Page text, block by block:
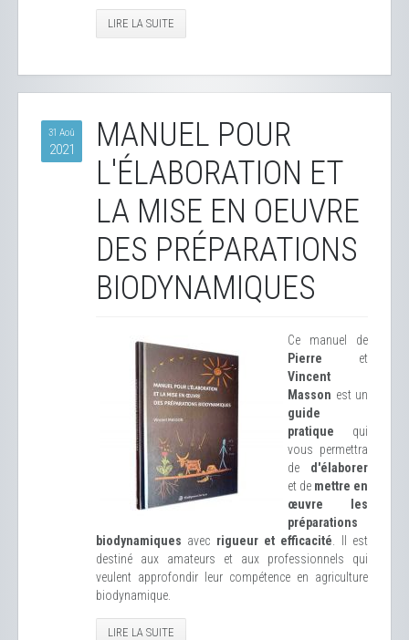
LIRE LA SUITE
31 Aoû
2021
MANUEL POUR
L'ÉLABORATION ET
LA MISE EN OEUVRE
DES PRÉPARATIONS
BIODYNAMIQUES
Ce manuel de
Pierre et
Vincent
Masson est un
guide
pratique qui
vous permettra
de d'élaborer
et de mettre en
œuvre les
préparations
biodynamiques avec rigueur et efficacité . Il est
destiné aux amateurs et aux professionnels qui
veulent approfondir leur compétence en agriculture
biodynamique.
LIRE LA SUITE